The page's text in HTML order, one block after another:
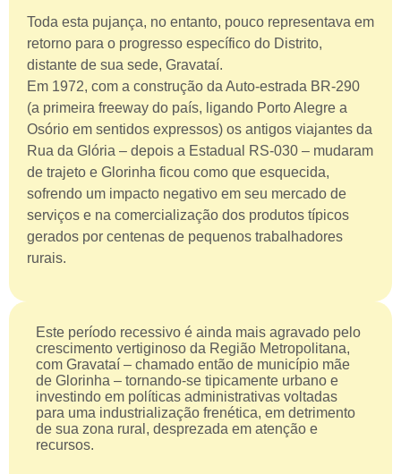
Toda esta pujança, no entanto, pouco representava em
retorno para o progresso específico do Distrito,
distante de sua sede, Gravataí.
Em 1972, com a construção da Auto-estrada BR-290
(a primeira freeway do país, ligando Porto Alegre a
Osório em sentidos expressos) os antigos viajantes da
Rua da Glória – depois a Estadual RS-030 – mudaram
de trajeto e Glorinha ficou como que esquecida,
sofrendo um impacto negativo em seu mercado de
serviços e na comercialização dos produtos típicos
gerados por centenas de pequenos trabalhadores
rurais.
Este período recessivo é ainda mais agravado pelo
crescimento vertiginoso da Região Metropolitana,
com Gravataí – chamado então de município mãe
de Glorinha – tornando-se tipicamente urbano e
investindo em políticas administrativas voltadas
para uma industrialização frenética, em detrimento
de sua zona rural, desprezada em atenção e
recursos.